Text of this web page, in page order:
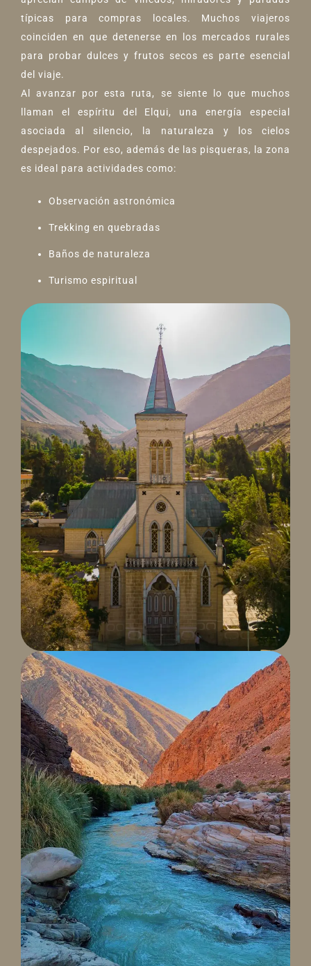
típicas para compras locales. Muchos viajeros
coinciden en que detenerse en los mercados rurales
para probar dulces y frutos secos es parte esencial
del viaje.
Al avanzar por esta ruta, se siente lo que muchos
llaman el espíritu del Elqui, una energía especial
asociada al silencio, la naturaleza y los cielos
despejados. Por eso, además de las pisqueras, la zona
es ideal para actividades como:
Observación astronómica
Trekking en quebradas
Baños de naturaleza
Turismo espiritual